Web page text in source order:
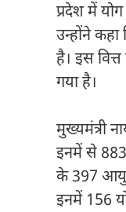
प्रदेश में
उन्होंने कहा
है। इस
गया है।
मुख्यमंत्री
इनमें से 883
के 397 आयुष
इनमें 156